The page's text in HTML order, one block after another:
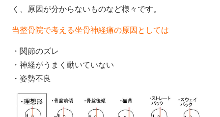
く、原因が分からないものなど様々です。
当整骨院で考える坐骨神経痛の原因としては
・関節のズレ
・神経がうまく動いていない
・姿勢不良